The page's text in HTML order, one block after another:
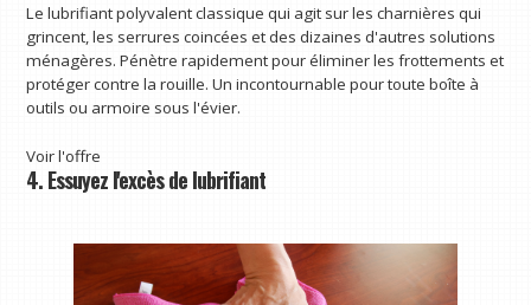
Le lubrifiant polyvalent classique qui agit sur les charnières qui
grincent, les serrures coincées et des dizaines d'autres solutions
ménagères. Pénètre rapidement pour éliminer les frottements et
protéger contre la rouille. Un incontournable pour toute boîte à
outils ou armoire sous l'évier.
Voir l'offre
4. Essuyez l'excès de lubrifiant